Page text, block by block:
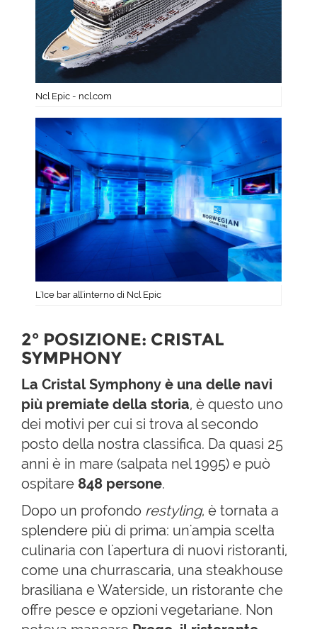
Ncl Epic - ncl.com
L'Ice bar all'interno di Ncl Epic
2° POSIZIONE: CRISTAL
SYMPHONY
La Cristal Symphony è una delle navi
più premiate della storia, è questo uno
dei motivi per cui si trova al secondo
posto della nostra classifica. Da quasi 25
anni è in mare (salpata nel 1995) e può
ospitare 848 persone.
Dopo un profondo restyling, è tornata a
splendere più di prima: un'ampia scelta
culinaria con l'apertura di nuovi ristoranti,
come una churrascaria, una steakhouse
brasiliana e Waterside, un ristorante che
offre pesce e opzioni vegetariane. Non